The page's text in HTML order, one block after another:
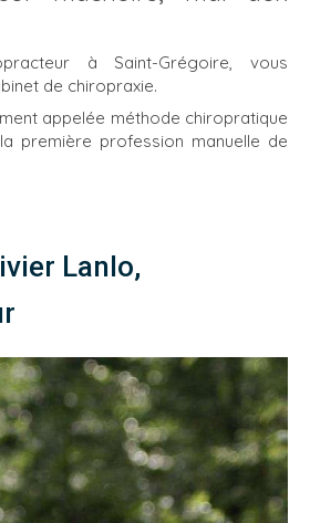
à Saint-Grégoire, vous
de chiropraxie.
appelée méthode chiropratique
première profession manuelle de
Lanlo,